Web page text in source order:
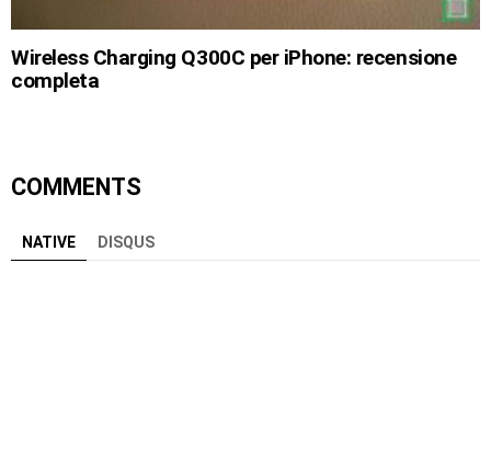
Wireless Charging Q300C per iPhone: recensione
completa
COMMENTS
NATIVE DISQUS